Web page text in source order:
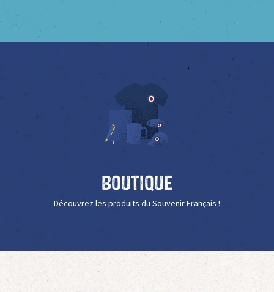
Boutique
Découvrez les produits du Souvenir Français !